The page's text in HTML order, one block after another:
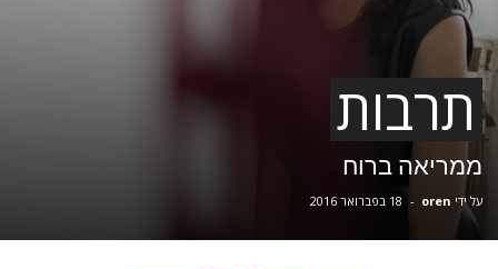
תרבות
ממריאה ברוח
על ידי oren
- 18 בפברואר 2016